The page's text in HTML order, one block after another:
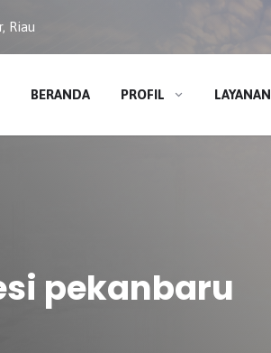
Riau
BERANDA PROFIL LAYANAN
pekanbaru